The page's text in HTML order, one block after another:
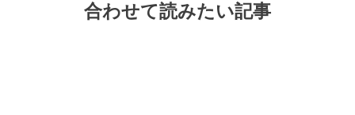
合わせて読みたい記事